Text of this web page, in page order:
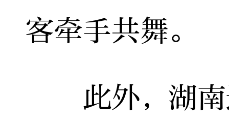
客牵手共舞。
此外，湖南